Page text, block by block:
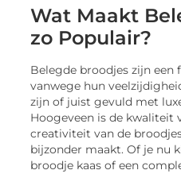
Wat Maakt
zo Populair?
Belegde broodjes zijn een
vanwege hun
zijn of juist gevuld met
Hoogeveen is de kwaliteit
creativiteit van de
bijzonder maakt. Of je nu
broodje kaas of een